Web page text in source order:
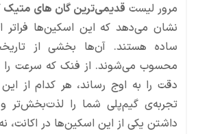
مرور لیست قدیمی‌ترین گان های متیک
نشان می‌دهد که این اسکین‌ها فراتر
ساده هستند. آن‌ها بخشی از
دقت را به اوج رساند، هر کدام از این
تجربه‌ی گیم‌پلی شما را لذت‌بخش‌تر و
داشتن یکی از این اسکین‌ها در اکانت،